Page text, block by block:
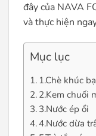
đây của NAVA
và thực hiện
Mục lục
1.Chè khúc
2.Kem chuối
3.Nước ép ổi
4.Nước dừa